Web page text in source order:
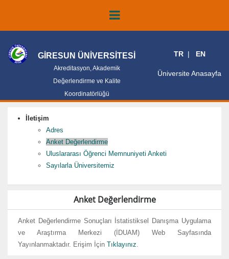
GİRESUN ÜNİVERSİTESİ
Akreditasyon, Akademik
Değerlendirme ve Kalite
Koordinatörlüğü
TR EN
Üniversite Anasayfa
İletişim
Adres
Anket Değerlendirme
Uluslararası Öğrenci Memnuniyeti Anketi
Sayılarla Üniversitemiz
Anket Değerlendirme
Anket Değerlendirme Sonuçları İstatistiksel Danışma Uygulama
ve Araştırma Merkezi (İDUAM) Web Sayfasında
Yayınlanmaktadır. Erişim İçin Tıklayınız